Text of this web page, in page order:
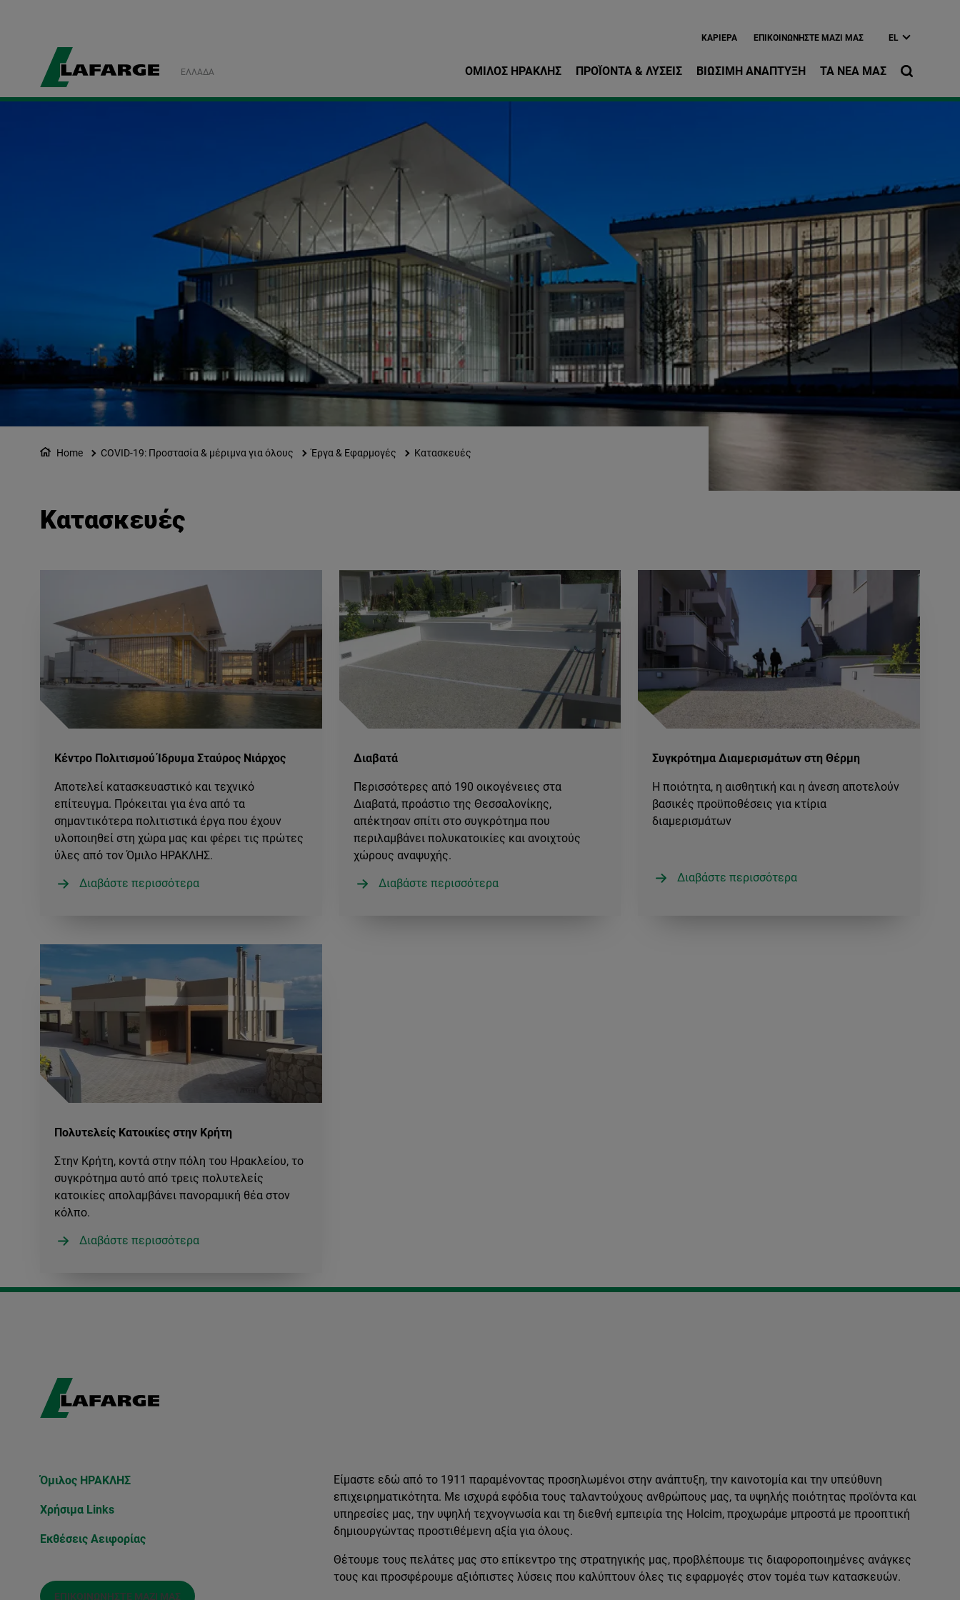
ΕΛΛΆΔΑ
ΚΑΡΙΈΡΑ EΠΙΚΟΙΝΩΝΉΣΤΕ ΜΑΖΊ ΜΑΣ EL
ΌΜΙΛΟΣ ΗΡΑΚΛΗΣ ΠΡΟΪΌΝΤΑ & ΛΎΣΕΙΣ ΒΙΏΣΙΜΗ ΑΝΆΠΤΥΞΗ ΤΑ ΝΈΑ ΜΑΣ
Home COVID-19: Προστασία & μέριμνα για όλους Έργα & Εφαρμογές Κατασκευές
Κατασκευές
Κέντρο Πολιτισμού Ίδρυμα Σταύρος Νιάρχος
Αποτελεί κατασκευαστικό και τεχνικό
επίτευγμα. Πρόκειται για ένα από τα
σημαντικότερα πολιτιστικά έργα που έχουν
υλοποιηθεί στη χώρα μας και φέρει τις πρώτες
ύλες από τον Όμιλο ΗΡΑΚΛΗΣ.
Διαβάστε περισσότερα
Διαβατά
Περισσότερες από 190 οικογένειες στα
Διαβατά, προάστιο της Θεσσαλονίκης,
απέκτησαν σπίτι στο συγκρότημα που
περιλαμβάνει πολυκατοικίες και ανοιχτούς
χώρους αναψυχής.
Διαβάστε περισσότερα
Συγκρότημα Διαμερισμάτων στη Θέρμη
Η ποιότητα, η αισθητική και η άνεση αποτελούν
βασικές προϋποθέσεις για κτίρια
διαμερισμάτων
Διαβάστε περισσότερα
Πολυτελείς Κατοικίες στην Κρήτη
Στην Κρήτη, κοντά στην πόλη του Ηρακλείου, το
συγκρότημα αυτό από τρεις πολυτελείς
κατοικίες απολαμβάνει πανοραμική θέα στον
κόλπο.
Διαβάστε περισσότερα
Όμιλος ΗΡΑΚΛΗΣ
Χρήσιμα Links
Εκθέσεις Αειφορίας
ΕΠΙΚΟΙΝΩΝΉΣΤΕ ΜΑΖΊ ΜΑΣ
Είμαστε εδώ από το 1911 παραμένοντας προσηλωμένοι στην ανάπτυξη, την καινοτομία και την υπεύθυνη
επιχειρηματικότητα. Με ισχυρά εφόδια τους ταλαντούχους ανθρώπους μας, τα υψηλής ποιότητας προϊόντα και
υπηρεσίες μας, την υψηλή τεχνογνωσία και τη διεθνή εμπειρία της Holcim, προχωράμε μπροστά με προοπτική
δημιουργώντας προστιθέμενη αξία για όλους.
Θέτουμε τους πελάτες μας στο επίκεντρο της στρατηγικής μας, προβλέπουμε τις διαφοροποιημένες ανάγκες
τους και προσφέρουμε αξιόπιστες λύσεις που καλύπτουν όλες τις εφαρμογές στον τομέα των κατασκευών.